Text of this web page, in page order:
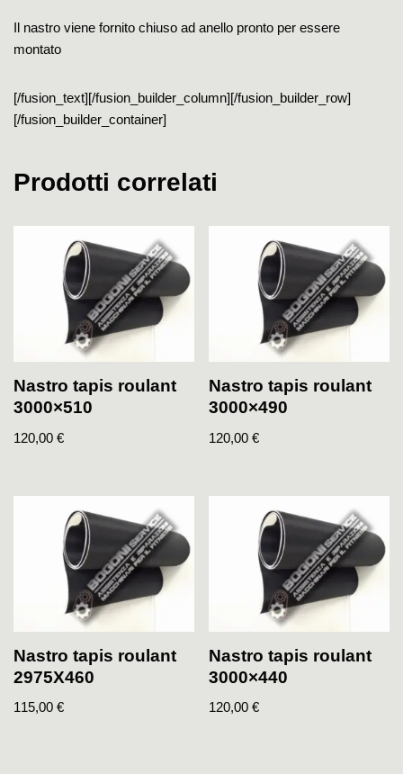
Il nastro viene fornito chiuso ad anello pronto per essere
montato
[/fusion_text][/fusion_builder_column][/fusion_builder_row]
[/fusion_builder_container]
Prodotti correlati
Nastro tapis roulant
3000×510
120,00 €
Nastro tapis roulant
3000×490
120,00€
Nastro tapis roulant
2975X460
115,00 €
Nastro tapis roulant
3000×440
120,00€